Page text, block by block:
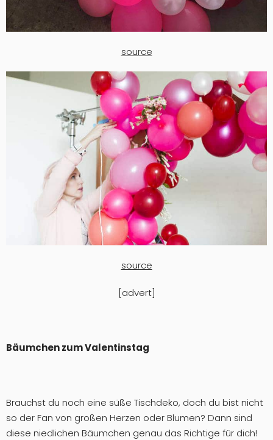
source
source
[advert]
Bäumchen zum Valentinstag
Brauchst du noch eine süße Tischdeko, doch du bist nicht
so der Fan von großen Herzen oder Blumen? Dann sind
diese niedlichen Bäumchen genau das Richtige für dich!